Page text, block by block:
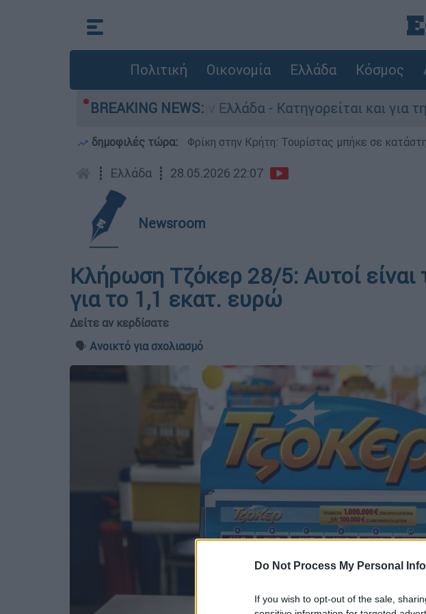
Do Not Process My Personal
If you wish to opt-out of the sale,
Πολιτική Οικονομία Ελλάδα Κόσμος
BREAKING NEWS:
ανθρωποκτονίες στην Ελλάδα - Κατηγορείται και για την
δημοφιλές τώρα: Φρίκη στην Κρήτη: Τουρίστας μπήκε σε
┋ Ελλάδα ┋ 28.05.2026 22:07
Newsroom
Κλήρωση Τζόκερ 28/5: Αυτοί είναι
για το 1,1 εκατ. ευρώ
Δείτε αν κερδίσατε
🗣️ Ανοικτό για σχολιασμό